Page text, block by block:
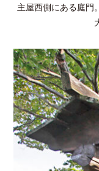
主屋西側にある庭門